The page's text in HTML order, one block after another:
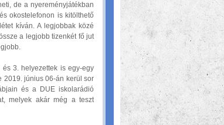
de a nyereményjátékban
okostelefonon is kitölthető
kíván. A legjobbak közé
a legjobb tizenkét fő jut
3. helyezettek is egy-egy
2019. június 06-án kerül sor
és a DUE iskolarádió
melyek akár még a teszt